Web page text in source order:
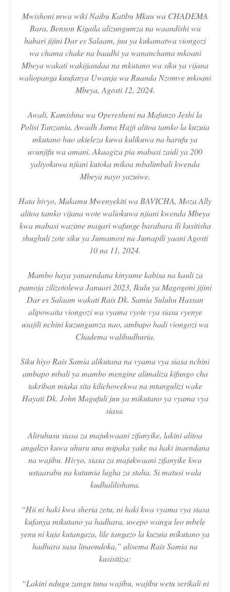
Mwishoni mwa wiki Naibu Katibu Mkuu wa CHADEMA
Bara, Benson Kigaila alizungumza na waandishi wa
habari jijini Dar es Salaam, juu ya kukamatwa viongozi
wa chama chake na baadhi ya wananchama mkoani
Mbeya wakati wakijiandaa na mkutano wa siku ya vijana
waliopanga kuufanya Uwanja wa Ruanda Nzomve mkoani
Mbeya, Agosti 12, 2024.
Awali, Kamishna wa Operesheni na Mafunzo Jeshi la
Polisi Tanzania, Awadh Juma Hajji alitoa tamko la kuzuia
mkutano huo akieleza kuwa kulikuwa na harufu ya
uvunjifu wa amani. Akaagiza pia mabasi zaidi ya 200
yaliyokuwa njiani kutoka mikoa mbalimbali kwenda
Mbeya nayo yazuiwe.
Hata hivyo, Makamu Mwenyekiti wa BAVICHA, Moza Ally
alitoa tamko vijana wote waliokuwa njiani kwenda Mbeya
kwa mabasi wazime magari wafunge barabara ili kusitisha
shughuli zote siku ya Jumamosi na Jumapili yaani Agosti
10 na 11, 2024.
Mambo haya yanaendana kinyume kabisa na kauli za
pamoja zilizotolewa Januari 2023, Ikulu ya Magogoni jijini
Dar es Salaam wakati Rais Dk. Samia Suluhu Hassan
alipowaita viongozi wa vyama vyote vya siasa vyenye
usajili nchini kuzungumza nao, ambapo hadi viongozi wa
Chadema walihudhuria.
Siku hiyo Rais Samia alikutana na vyama vya siasa nchini
ambapo mbali ya mambo mengine alimaliza kifungo cha
takriban miaka sita kilichowekwa na mtangulizi wake
Hayati Dk. John Magufuli juu ya mikutano ya vyama vya
siasa.
Aliruhusu siasa za majukwaani zifanyike, lakini alitoa
angalizo kuwa uhuru una mipaka yake na haki inaendana
na wajibu. Hivyo, siasa za majukwaani zifanyike kwa
ustaarabu na kutumia lugha za staha. Si matusi wala
kudhalilishana.
“Hii ni haki kwa sheria zetu, ni haki kwa vyama vya siasa
kufanya mikutano ya hadhara, uwepo wangu leo mbele
yenu ni kuja kutangaza, lile tangazo la kuzuia mikutano ya
hadhara sasa linaondoka,” alisema Rais Samia na
kusisitiza:
“Lakini ndugu zangu tuna wajibu, wajibu wetu serikali ni